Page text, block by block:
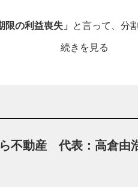
限の利益喪失」
と言って、分
れましたが、
続きを見る
ら不動産 代表：高倉由